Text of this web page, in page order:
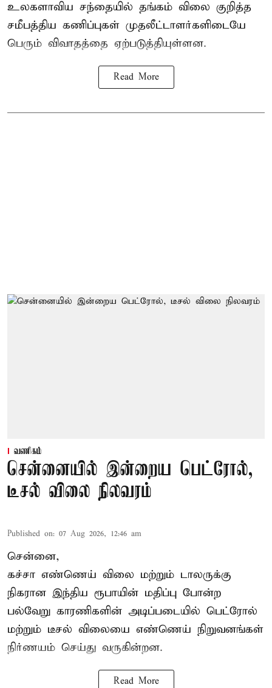
உலகளாவிய சந்தையில் தங்கம் விலை குறித்த
சமீபத்திய கணிப்புகள் முதலீட்டாளர்களிடையே
பெரும் விவாதத்தை ஏற்படுத்தியுள்ளன.
Read More
வணிகம்
சென்னையில் இன்றைய பெட்ரோல்,
டீசல் விலை நிலவரம்
Published on: 07 Aug 2026, 12:46 am
சென்னை,
கச்சா எண்ணெய் விலை மற்றும் டாலருக்கு
நிகரான இந்திய ரூபாயின் மதிப்பு போன்ற
பல்வேறு காரணிகளின் அடிப்படையில் பெட்ரோல்
மற்றும் டீசல் விலையை எண்ணெய் நிறுவனங்கள்
நிர்ணயம் செய்து வருகின்றன.
Read More